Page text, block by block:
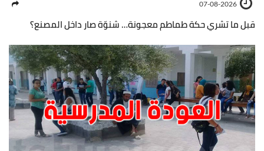
07-08-2026
قبل ما تشري حكة طماطم معجونة… شنوّة صار داخل المصنع؟